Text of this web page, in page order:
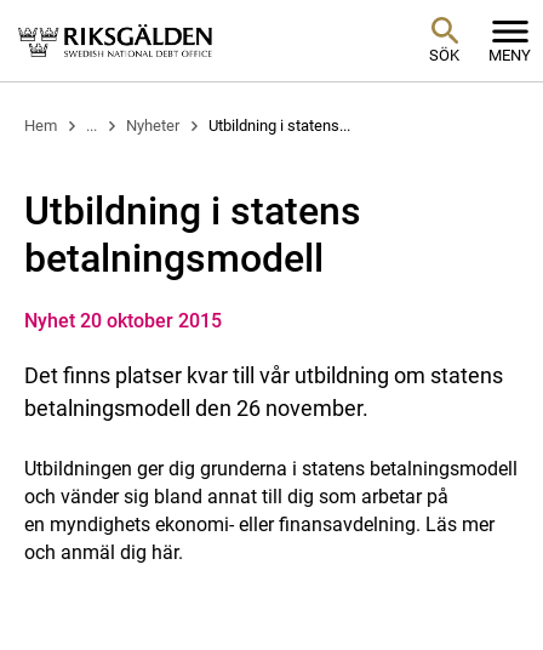
SÖK MENY
Hem ... Nyheter Utbildning i statens...
Utbildning i statens
betalningsmodell
Nyhet 20 oktober 2015
Det finns platser kvar till vår utbildning om statens
betalningsmodell den 26 november.
Utbildningen ger dig grunderna i statens betalningsmodell
och vänder sig bland annat till dig som arbetar på
en myndighets ekonomi- eller finansavdelning. Läs mer
och anmäl dig här.